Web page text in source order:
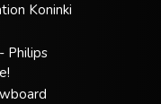
Koninki
Philips